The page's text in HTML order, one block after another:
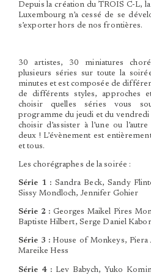
Depuis la création du TROIS C-L,
Luxembourg n’a cessé de se
s’exporter hors de nos frontières.
30 artistes, 30 miniatures
plusieurs séries sur toute la
minutes et est composée de
de différents styles, approches
choisir quelles séries vous
programme du jeudi et du
choisir d’assister à l’une ou
deux ! L’évènement est
et tous.
Les chorégraphes de la soirée :
Série 1 : Sandra Beck, Sandy
Sissy Mondloch, Jennifer Gohier
Série 2 : Georges Maikel Pires
Baptiste Hilbert, Serge Daniel
Série 3 :House of Monkeys, Piera
Mareike Hess
Série 4 : Lev Babych, Yuko